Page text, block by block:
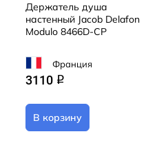
Держатель душа
настенный Jacob Delafon
Modulo 8466D-CP
Франция
3110 q
В корзину